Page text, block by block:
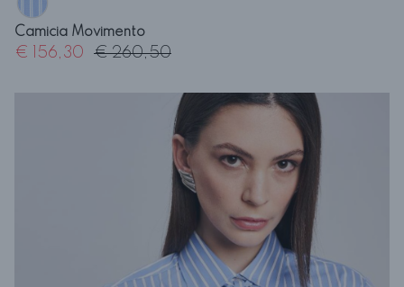
Camicia Movimento
€ 156,30 € 260,50